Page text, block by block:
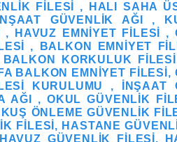
FILESI , HALI SAHA
GÜVENLIK AĞI ,
HAVUZ EMNIYET FILESI ,
, BALKON EMNIYET
KORKULUK
BALKON EMNIYET FILESI,
KURULUMU , İNŞAAT
AĞI , OKUL GÜVENLIK
ÖNLEME GÜVENLIK
FILESI, HASTANE
GÜVENLIK FILESI,